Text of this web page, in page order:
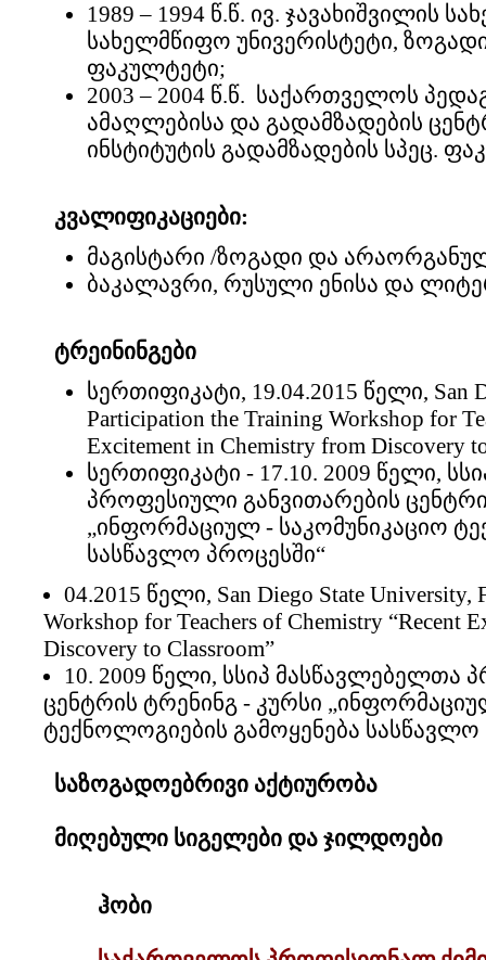
1989 – 1994 წ.წ. ივ. ჯავახიშვილის
სახელმწიფო უნივერისტეტი,
ფაკულტეტი;
2003 – 2004 წ.წ. საქართველოს
ამაღლებისა და გადამზადების
ინსტიტუტის გადამზადების სპეც.
კვალიფიკაციები:
მაგისტარი /ზოგადი და
ბაკალავრი, რუსული ენისა და
ტრეინინგები
სერთიფიკატი, 19.04.2015 წელი, San
Participation the Training Workshop for
Excitement in Chemistry from Discovery
სერთიფიკატი - 17.10. 2009 წელი,
პროფესიული განვითარების
„ინფორმაციულ - საკომუნიკაციო
სასწავლო პროცესში“
04.2015 წელი, San Diego State University,
Workshop for Teachers of Chemistry “Recent
Discovery to Classroom”
10. 2009 წელი, სსიპ მასწავლებელთა
ცენტრის ტრენინგ - კურსი
ტექნოლოგიების გამოყენება სასწავლო
საზოგადოებრივი აქტიურობა
მიღებული სიგელები და ჯილდოები
ჰობი